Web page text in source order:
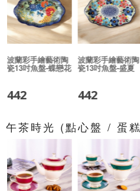
波蘭彩手繪藝術陶
瓷13吋魚盤-蝶戀花
442
波蘭彩手繪藝術陶
瓷13吋魚盤-盛夏
442
午茶時光 (點心盤 / 蛋